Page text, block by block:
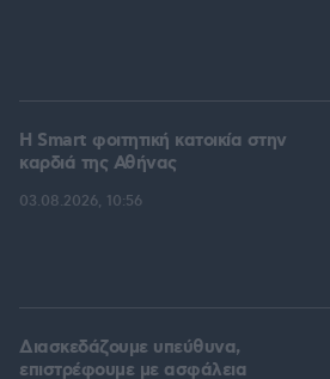
Η Smart φοιτητική κατοικία στην
καρδιά της Αθήνας
03.08.2026, 10:56
Διασκεδάζουμε υπεύθυνα,
επιστρέφουμε με ασφάλεια